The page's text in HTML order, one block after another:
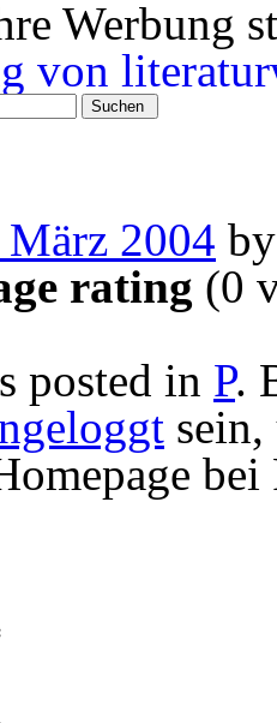
Werbung
von
2004 by
rating (0
posted in P.